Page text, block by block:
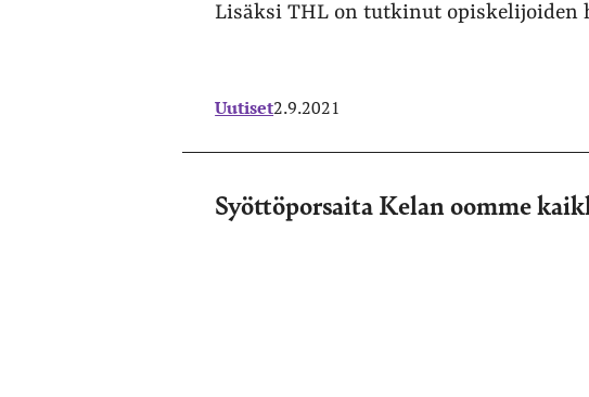
Lisäksi THL on tutkinut
Uutiset2.9.2021
Syöttöporsaita Kelan oomme